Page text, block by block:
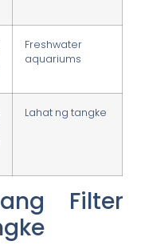
Freshwater
aquariums
Lahat ng tangke
Filter